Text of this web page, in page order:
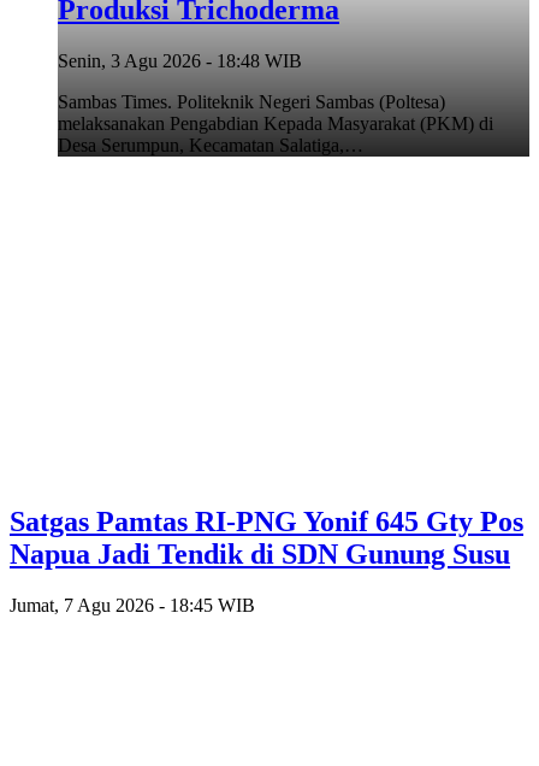
Produksi Trichoderma
Senin, 3 Agu 2026 - 18:48 WIB
Sambas Times. Politeknik Negeri Sambas (Poltesa)
melaksanakan Pengabdian Kepada Masyarakat (PKM) di
Desa Serumpun, Kecamatan Salatiga,…
Satgas Pamtas RI-PNG Yonif 645 Gty Pos
Napua Jadi Tendik di SDN Gunung Susu
Jumat, 7 Agu 2026 - 18:45 WIB